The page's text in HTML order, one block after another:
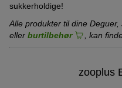
sukkerholdige!
Alle produkter til dine Deguer,
eller burtilbehør , kan
zooplus